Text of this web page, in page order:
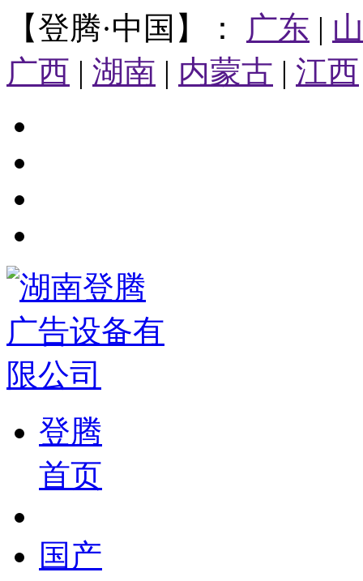
【登腾·中国】： 广东 |
广西 | 湖南 | 内蒙古 | 江西
登腾
首页
国产